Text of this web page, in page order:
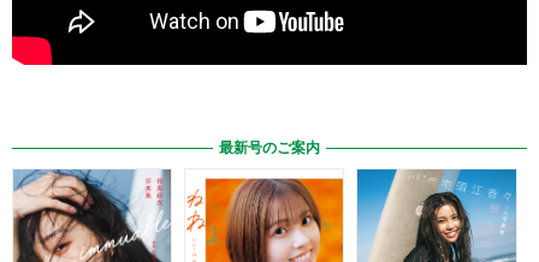
最新号のご案内